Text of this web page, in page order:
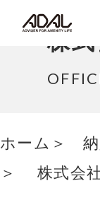
コラム
最新情報
株式
ホーム
株式会